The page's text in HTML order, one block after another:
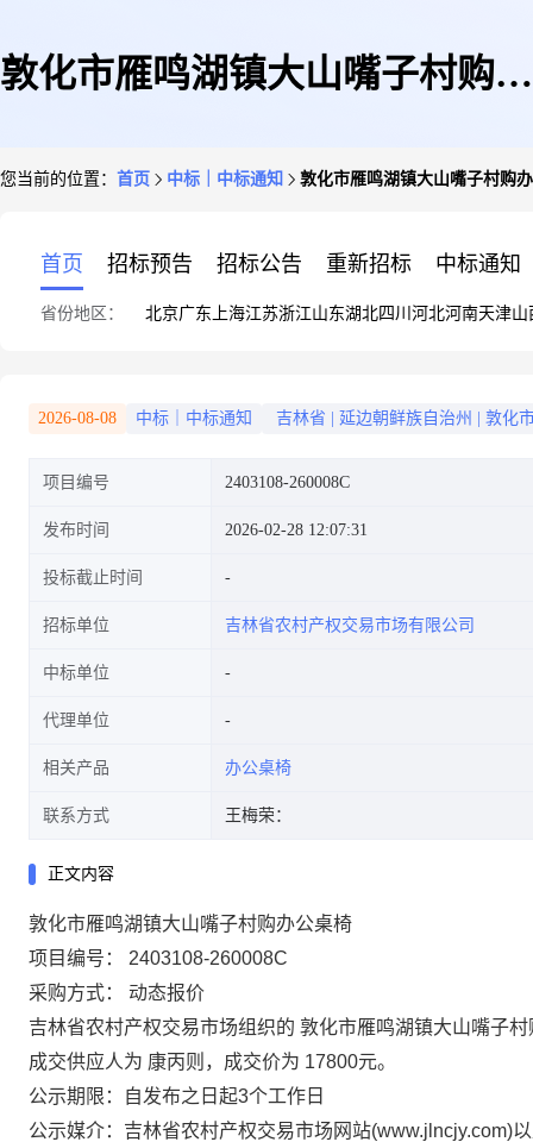
敦化市雁鸣湖镇大山嘴子村购办
您当前的位置： 首页 中标｜中标通知 敦化市雁鸣湖镇大山嘴子村购
首页 招标预告 招标公告 重新招标 中标通知
省份地区： 北京广东 上海江苏浙江山东湖北四川 河北河南天津山
2026-08-08 中标｜中标通知 吉林省 延边朝鲜族自治州 敦化
项目编号 2403108-260008C
发布时间 2026-02-28 12:07:31
投标截止时间
招标单位 吉林省农村产权交易市场有限公司
中标单位
代理单位
相关产品 办公桌椅
联系方式 王梅荣：
正文内容
敦化市雁鸣湖镇大山嘴子村购办公桌椅
项目编号： 2403108-260008C
采购方式： 动态报价
吉林省农村产权交易市场组织的 敦化市雁鸣湖镇大山嘴子
成交供应人为 康丙则 ，成交价为 17800元。
公示期限：自发布之日起3个工作日
公示媒介：吉林省农村产权交易市场网站(www.jlncjy.com)